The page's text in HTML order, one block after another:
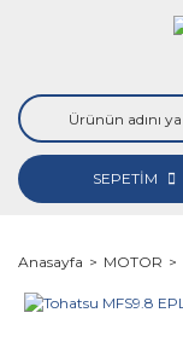
SEPETİM
Anasayfa MOTOR